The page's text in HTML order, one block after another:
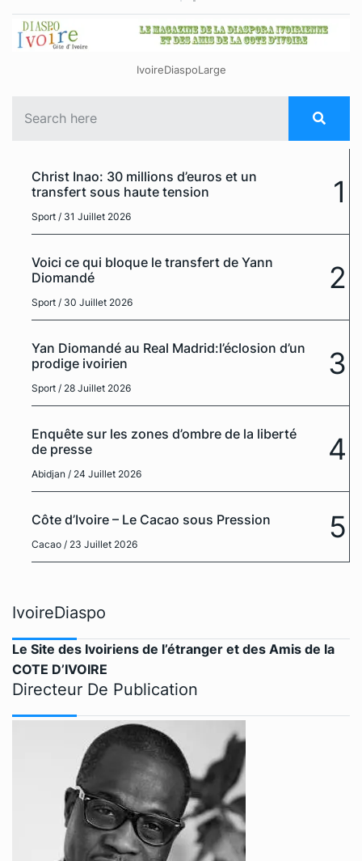
IvoireDiaspoLarge
Christ Inao: 30 millions d’euros et un
transfert sous haute tension
Sport / 31 Juillet 2026
1
Voici ce qui bloque le transfert de Yann
Diomandé
Sport / 30 Juillet 2026
2
Yan Diomandé au Real Madrid:l’éclosion d’un
prodige ivoirien
Sport / 28 Juillet 2026
3
Enquête sur les zones d’ombre de la liberté
de presse
Abidjan / 24 Juillet 2026
4
Côte d’Ivoire – Le Cacao sous Pression
Cacao / 23 Juillet 2026 5
IvoireDiaspo
Le Site des Ivoiriens de l’étranger et des Amis de la
COTE D’IVOIRE
Directeur De Publication